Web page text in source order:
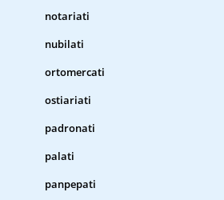
notariati
nubilati
ortomercati
ostiariati
padronati
palati
panpepati